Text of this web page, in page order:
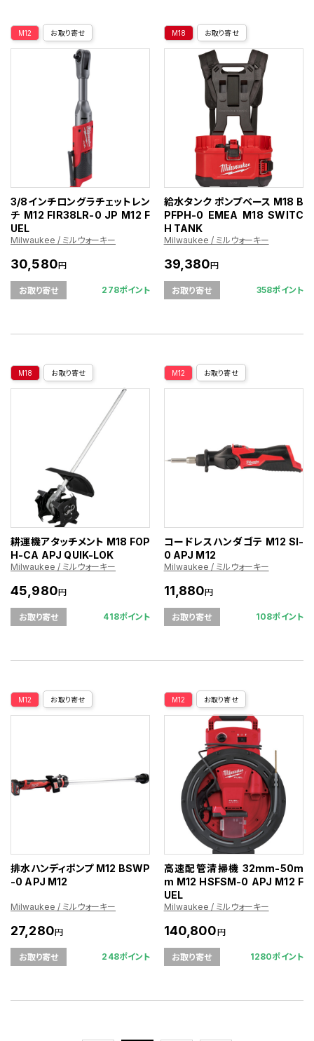
M12 お取り寄せ
3/8インチロングラチェットレン
チ M12 FIR38LR-0 JP M12 F
UEL
Milwaukee / ミルウォーキー
30,580円
お取り寄せ 278ポイント
M18 お取り寄せ
給水タンク ポンプベース M18 B
PFPH-0 EMEA M18 SWITC
H TANK
Milwaukee / ミルウォーキー
39,380円
お取り寄せ 358ポイント
M18 お取り寄せ
耕運機アタッチメント M18 FOP
H-CA APJ QUIK-LOK
Milwaukee / ミルウォーキー
45,980円
お取り寄せ 418ポイント
M12 お取り寄せ
コードレスハンダゴテ M12 SI-
0 APJ M12
Milwaukee / ミルウォーキー
11,880円
お取り寄せ 108ポイント
M12 お取り寄せ
排水ハンディポンプ M12 BSWP
-0 APJ M12
Milwaukee / ミルウォーキー
27,280円
お取り寄せ 248ポイント
M12 お取り寄せ
高速配管清掃機 32mm-50m
m M12 HSFSM-0 APJ M12 F
UEL
Milwaukee / ミルウォーキー
140,800円
お取り寄せ 1280ポイント